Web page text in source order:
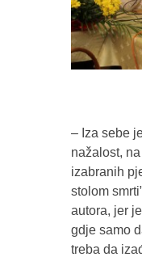
– Iza sebe
nažalost,
izabranih
stolom
autora, jer
gdje samo
treba da